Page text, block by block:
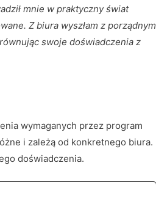
mnie w praktyczny świat
Z biura wyszłam z porządnym
swoje doświadczenia z
wymaganych przez program
i zależą od konkretnego biura.
doświadczenia.